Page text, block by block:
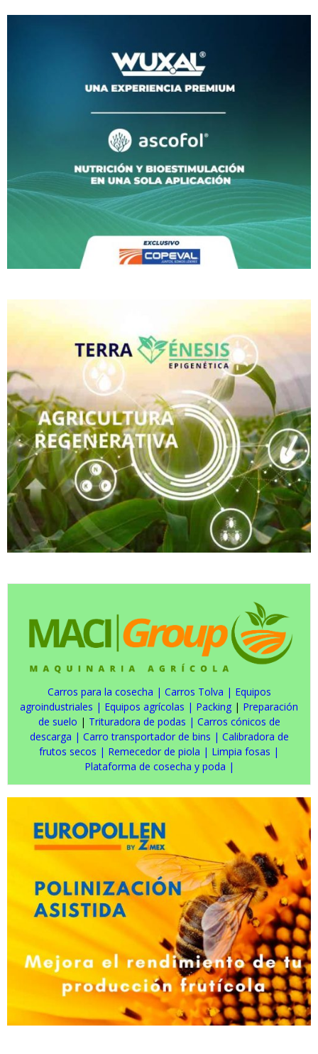
Carros para la cosecha | Carros Tolva | Equipos
agroindustriales | Equipos agrícolas | Packing | Preparación
de suelo | Trituradora de podas | Carros cónicos de
descarga | Carro transportador de bins | Calibradora de
frutos secos | Remecedor de piola | Limpia fosas |
Plataforma de cosecha y poda |